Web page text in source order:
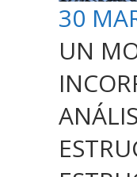
30
UN